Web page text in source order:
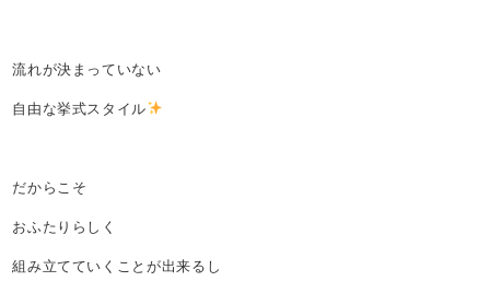
流れが決まっていない
自由な挙式スタイル
だからこそ
おふたりらしく
組み立てていくことが出来るし